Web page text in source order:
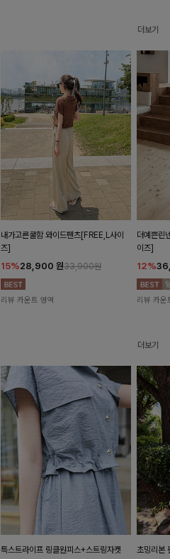
더보기
내가고른쿨함 와이드팬츠[FREE,L사이
즈]
15%28,900 원33,900원
리뷰 카운트 영역
더예쁜린
이즈]
12%
리뷰 카운
더보기
특스트라이프 링클원피스+스트링자켓
초밍리본